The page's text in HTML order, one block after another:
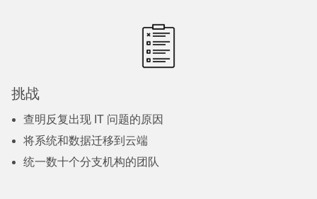
挑战
查明反复出现 IT 问题的原因
将系统和数据迁移到云端
统一数十个分支机构的团队